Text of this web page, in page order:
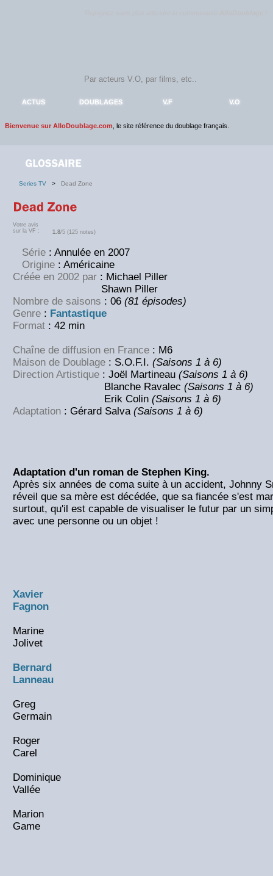
ACTUS DOUBLAGES V.F V.O
Bienvenue sur AlloDoublage.com , le site référence du doublage français.
Series TV > Dead Zone
Votre avis
sur la VF :
1.8/5 (125 notes)
Série : Annulée en 2007
Origine : Américaine
Créée en 2002 par : Michael Piller
Shawn Piller
Nombre de saisons : 06 (81 épisodes)
Genre : Fantastique
Format : 42 min
Chaîne de diffusion en France : M6
Maison de Doublage : S.O.F.I. (Saisons 1 à 6)
Direction Artistique : Joël Martineau (Saisons 1 à 6)
Blanche Ravalec (Saisons 1 à 6)
Erik Colin (Saisons 1 à 6)
Adaptation : Gérard Salva (Saisons 1 à 6)
Adaptation d'un roman de Stephen King.
Après six années de coma suite à un accident, Johnny
réveil que sa mère est décédée, que sa fiancée s'est
surtout, qu'il est capable de visualiser le futur par un
avec une personne ou un objet !
Xavier
Fagnon
Marine
Jolivet
Bernard
Lanneau
Greg
Germain
Roger
Carel
Dominique
Vallée
Marion
Game